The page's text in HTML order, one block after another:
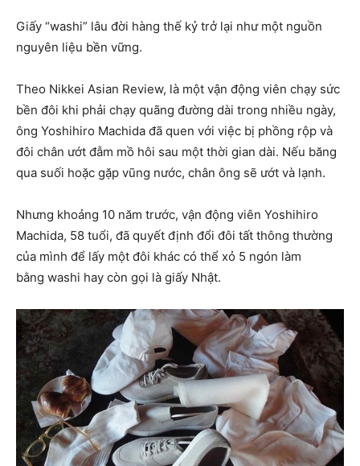
Giấy “washi” lâu đời hàng thế kỷ trở lại như một nguồn
nguyên liệu bền vững.
Theo Nikkei Asian Review, là một vận động viên chạy sức
bền đôi khi phải chạy quãng đường dài trong nhiều ngày,
ông Yoshihiro Machida đã quen với việc bị phồng rộp và
đôi chân ướt đẫm mồ hôi sau một thời gian dài. Nếu băng
qua suối hoặc gặp vũng nước, chân ông sẽ ướt và lạnh.
Nhưng khoảng 10 năm trước, vận động viên Yoshihiro
Machida, 58 tuổi, đã quyết định đổi đôi tất thông thường
của mình để lấy một đôi khác có thể xỏ 5 ngón làm
bằng washi hay còn gọi là giấy Nhật.